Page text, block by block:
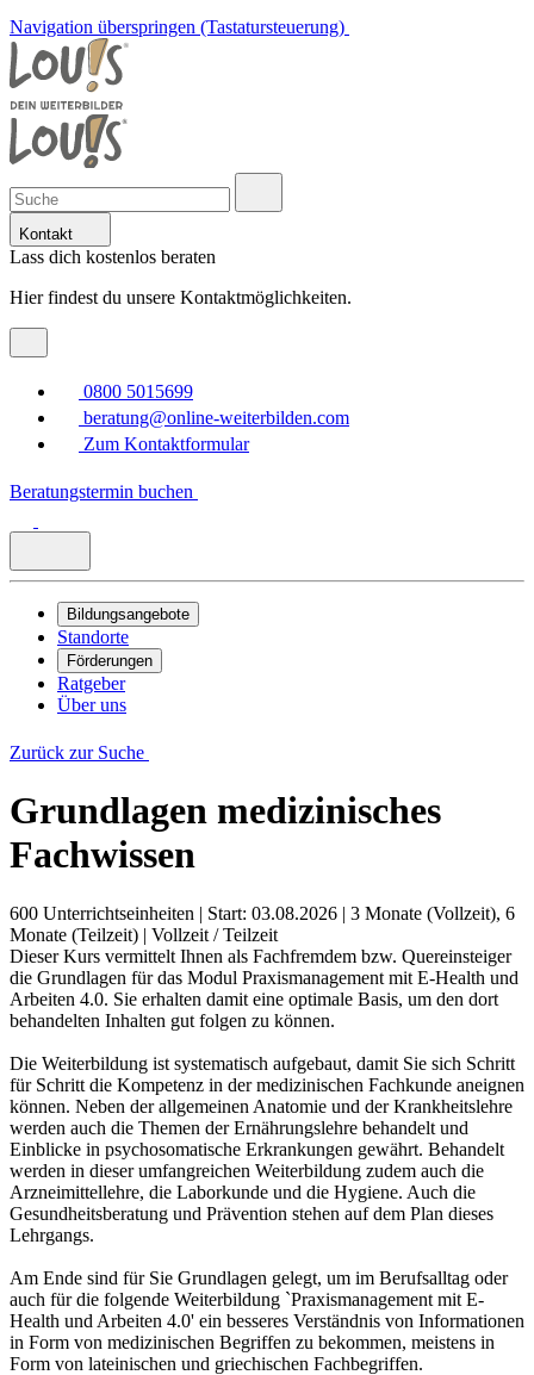
Navigation überspringen (Tastatursteuerung)
Kontakt
Lass dich kostenlos beraten
Hier findest du unsere Kontaktmöglichkeiten.
0800 5015699
beratung@online-weiterbilden.com
Zum Kontaktformular
Beratungstermin buchen
Bildungsangebote
Standorte
Förderungen
Ratgeber
Über uns
Zurück zur Suche
Grundlagen medizinisches
Fachwissen
600 Unterrichtseinheiten | Start: 03.08.2026 | 3 Monate (Vollzeit), 6
Monate (Teilzeit) | Vollzeit / Teilzeit
Dieser Kurs vermittelt Ihnen als Fachfremdem bzw. Quereinsteiger
die Grundlagen für das Modul Praxismanagement mit E-Health und
Arbeiten 4.0. Sie erhalten damit eine optimale Basis, um den dort
behandelten Inhalten gut folgen zu können.
Die Weiterbildung ist systematisch aufgebaut, damit Sie sich Schritt
für Schritt die Kompetenz in der medizinischen Fachkunde aneignen
können. Neben der allgemeinen Anatomie und der Krankheitslehre
werden auch die Themen der Ernährungslehre behandelt und
Einblicke in psychosomatische Erkrankungen gewährt. Behandelt
werden in dieser umfangreichen Weiterbildung zudem auch die
Arzneimittellehre, die Laborkunde und die Hygiene. Auch die
Gesundheitsberatung und Prävention stehen auf dem Plan dieses
Lehrgangs.
Am Ende sind für Sie Grundlagen gelegt, um im Berufsalltag oder
auch für die folgende Weiterbildung `Praxismanagement mit E-
Health und Arbeiten 4.0' ein besseres Verständnis von Informationen
in Form von medizinischen Begriffen zu bekommen, meistens in
Form von lateinischen und griechischen Fachbegriffen.